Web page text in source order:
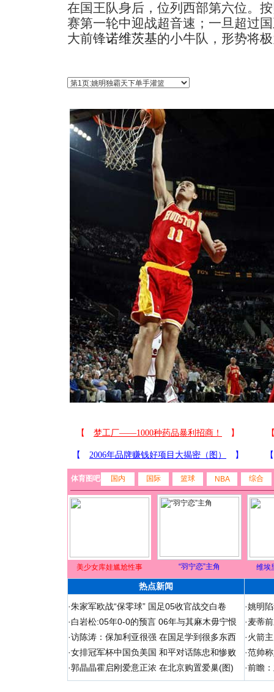
在国王队身后，位列西部第六位。
赛第一轮中迎战超音速；一旦超过
大前锋诺维茨基的小牛队，形势将
体育图吧 国内 国际 篮球 NBA 综合
美少女库娃尴尬性事 “羽宁恋”主角 维埃
热点新闻
·朱家军欧战“保零球” 国足05收官战交白卷
·白岩松:05年0-0的预言 06年与其麻木毋宁恨
·访陈涛：保加利亚很强 在国足学到很多东西
·女排冠军杯中国负美国 和平对话陈忠和惨败
·郭晶晶霍启刚爱意正浓 在北京购置爱巢(图)
·姚明
·麦蒂
·火箭
·范帅
·前瞻